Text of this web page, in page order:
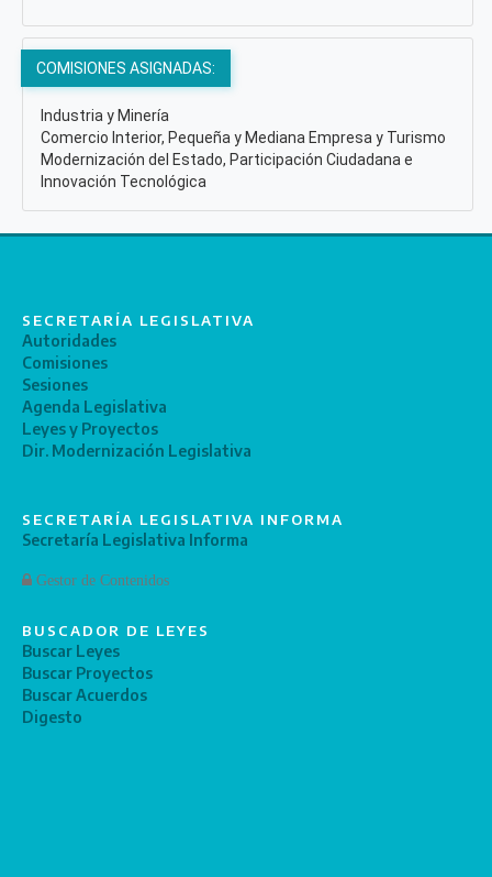
COMISIONES ASIGNADAS:
Industria y Minería
Comercio Interior, Pequeña y Mediana Empresa y Turismo
Modernización del Estado, Participación Ciudadana e
Innovación Tecnológica
SECRETARÍA LEGISLATIVA
Autoridades
Comisiones
Sesiones
Agenda Legislativa
Leyes y Proyectos
Dir. Modernización Legislativa
SECRETARÍA LEGISLATIVA INFORMA
Secretaría Legislativa Informa
Gestor de Contenidos
BUSCADOR DE LEYES
Buscar Leyes
Buscar Proyectos
Buscar Acuerdos
Digesto